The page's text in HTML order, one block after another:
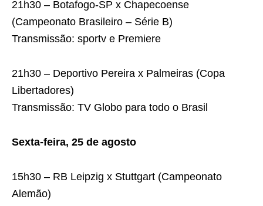
21h30 – Botafogo-SP x Chapecoense
(Campeonato Brasileiro – Série B)
Transmissão: sportv e Premiere
21h30 – Deportivo Pereira x Palmeiras (Copa
Libertadores)
Transmissão: TV Globo para todo o Brasil
Sexta-feira, 25 de agosto
15h30 – RB Leipzig x Stuttgart (Campeonato
Alemão)